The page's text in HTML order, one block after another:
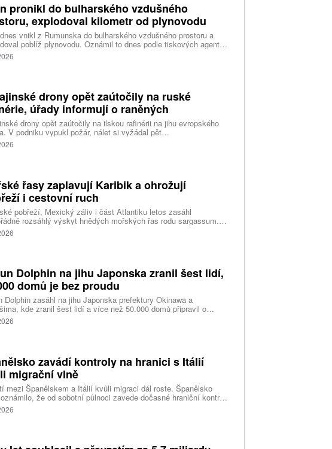
pronikl do bulharského vzdušného
explodoval kilometr od plynovodu
vnikl z Rumunska do bulharského vzdušného prostoru a
poblíž plynovodu. Oznámil to dnes podle tiskových agentur
premiér Rumen Radev. Dron podle něj nesl velké množství
píše agentura DPA.
drony opět zaútočily na ruské
úřady informují o raněných
drony opět zaútočily na ilskou rafinérii na jihu evropského
V podniku vypukl požár, nálet si vyžádal pět
informoval krizový štáb Krasnodarského kraje. Další dva lidi
v Zadonsku na Donu, oznámil gubernátor Lipecké oblasti
řasy zaplavují Karibik a ohrožují
i cestovní ruch
pobřeží, Mexický záliv i část Atlantiku letos zasáhl
rozsáhlý výskyt hnědých mořských řas rodu sargassum.
se hromadí miliony tun biomasy, která po vyplavení rychle
zhoršuje kvalitu vody, omezuje život mořských organismů a
Dolphin na jihu Japonska zranil šest lidí,
domů je bez proudu
Dolphin zasáhl na jihu Japonska prefektury Okinawa a
kde zranil šest lidí a více než 50.000 domů připravil o
elektřiny. Na příchod tajfunu se kvůli riziku záplav a sesuvů
důsledku předpovídaných prudkých srážek připravují také na
zavádí kontroly na hranici s Itálií
migrační vlně
mezi Španělskem a Itálií kvůli migraci dál roste. Španělsko
že od sobotní půlnoci zavede dočasné hraniční kontroly
z Itálie. Opatření má platit do 7. září a je přímou reakcí na
Říma obnovit kontroly u osob přijíždějících ze Španělska po